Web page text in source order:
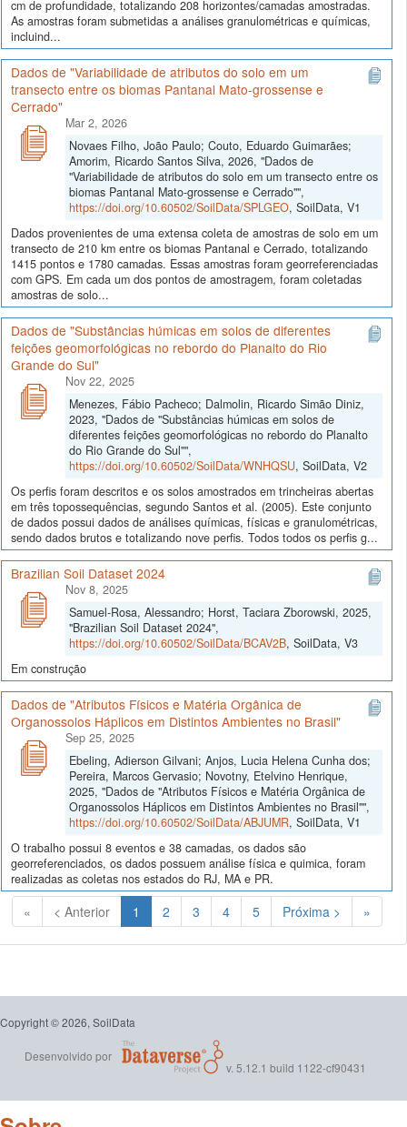
cm de profundidade, totalizando 208 horizontes/camadas amostradas.
As amostras foram submetidas a análises granulométricas e químicas,
incluind...
Dados de "Variabilidade de atributos do solo em um
transecto entre os biomas Pantanal Mato-grossense e
Cerrado"
Mar 2, 2026
Novaes Filho, João Paulo; Couto, Eduardo Guimarães;
Amorim, Ricardo Santos Silva, 2026, "Dados de
"Variabilidade de atributos do solo em um transecto entre os
biomas Pantanal Mato-grossense e Cerrado"",
https://doi.org/10.60502/SoilData/SPLGEO, SoilData, V1
Dados provenientes de uma extensa coleta de amostras de solo em um
transecto de 210 km entre os biomas Pantanal e Cerrado, totalizando
1415 pontos e 1780 camadas. Essas amostras foram georreferenciadas
com GPS. Em cada um dos pontos de amostragem, foram coletadas
amostras de solo...
Dados de "Substâncias húmicas em solos de diferentes
feições geomorfológicas no rebordo do Planalto do Rio
Grande do Sul"
Nov 22, 2025
Menezes, Fábio Pacheco; Dalmolin, Ricardo Simão Diniz,
2023, "Dados de "Substâncias húmicas em solos de
diferentes feições geomorfológicas no rebordo do Planalto
do Rio Grande do Sul"",
https://doi.org/10.60502/SoilData/WNHQSU, SoilData, V2
Os perfis foram descritos e os solos amostrados em trincheiras abertas
em três topossequências, segundo Santos et al. (2005). Este conjunto
de dados possui dados de análises químicas, físicas e granulométricas,
sendo dados brutos e totalizando nove perfis. Todos todos os perfis g...
Brazilian Soil Dataset 2024
Nov 8, 2025
Samuel-Rosa, Alessandro; Horst, Taciara Zborowski, 2025,
"Brazilian Soil Dataset 2024",
https://doi.org/10.60502/SoilData/BCAV2B, SoilData, V3
Em construção
Dados de "Atributos Físicos e Matéria Orgânica de
Organossolos Háplicos em Distintos Ambientes no Brasil"
Sep 25, 2025
Ebeling, Adierson Gilvani; Anjos, Lucia Helena Cunha dos;
Pereira, Marcos Gervasio; Novotny, Etelvino Henrique,
2025, "Dados de "Atributos Físicos e Matéria Orgânica de
Organossolos Háplicos em Distintos Ambientes no Brasil"",
https://doi.org/10.60502/SoilData/ABJUMR, SoilData, V1
O trabalho possui 8 eventos e 38 camadas, os dados são
georreferenciados, os dados possuem análise física e quimica, foram
realizadas as coletas nos estados do RJ, MA e PR.
« < Anterior 1 (Atual)
2 3 4 5 Próxima > »
Copyright © 2026, SoilData
Desenvolvido por
v. 5.12.1 build 1122-cf90431